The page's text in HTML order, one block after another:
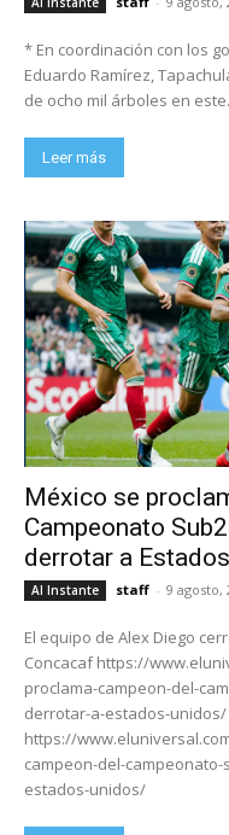
* En coordinación con los
Eduardo Ramírez,
de ocho mil árboles en
Leer más
México se
Campeonato
derrotar a
Al Instante staff - 9 agosto,
El equipo de Alex Diego
Concacaf https://
proclama-campeon-del-
derrotar-a-estados-unidos/ Vía @eluniversalmx
https://
campeon-del-
estados-unidos/